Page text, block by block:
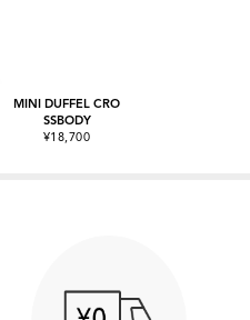
MINI DUFFEL CRO
SSBODY
¥18,700